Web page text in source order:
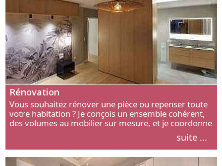
Rénovation
Vous souhaitez rénover une pièce ou repenser toute
votre habitation ? Je conçois un ensemble cohérent,
des volumes au mobilier sur mesure, et je coordonne
suite ...